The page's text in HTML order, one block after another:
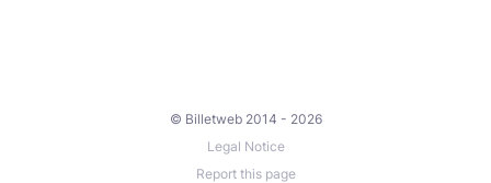
© Billetweb 2014 - 2026
Legal Notice
Report this page